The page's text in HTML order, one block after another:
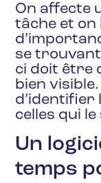
On affecte
tâche et
se trouvant
ci doit être
bien
d’identifier
celles qui
Un
temps